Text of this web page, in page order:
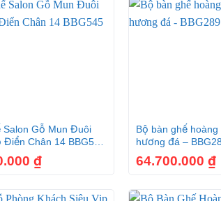
ý 6 món SF055
hình ảnh hoa lá tây dát vàng italia cao cấp
Salon Gỗ Mun Đuôi
Điển Chân 14 BBG545
₫
Bộ bàn ghế
hương đá –
64.700.000 ₫